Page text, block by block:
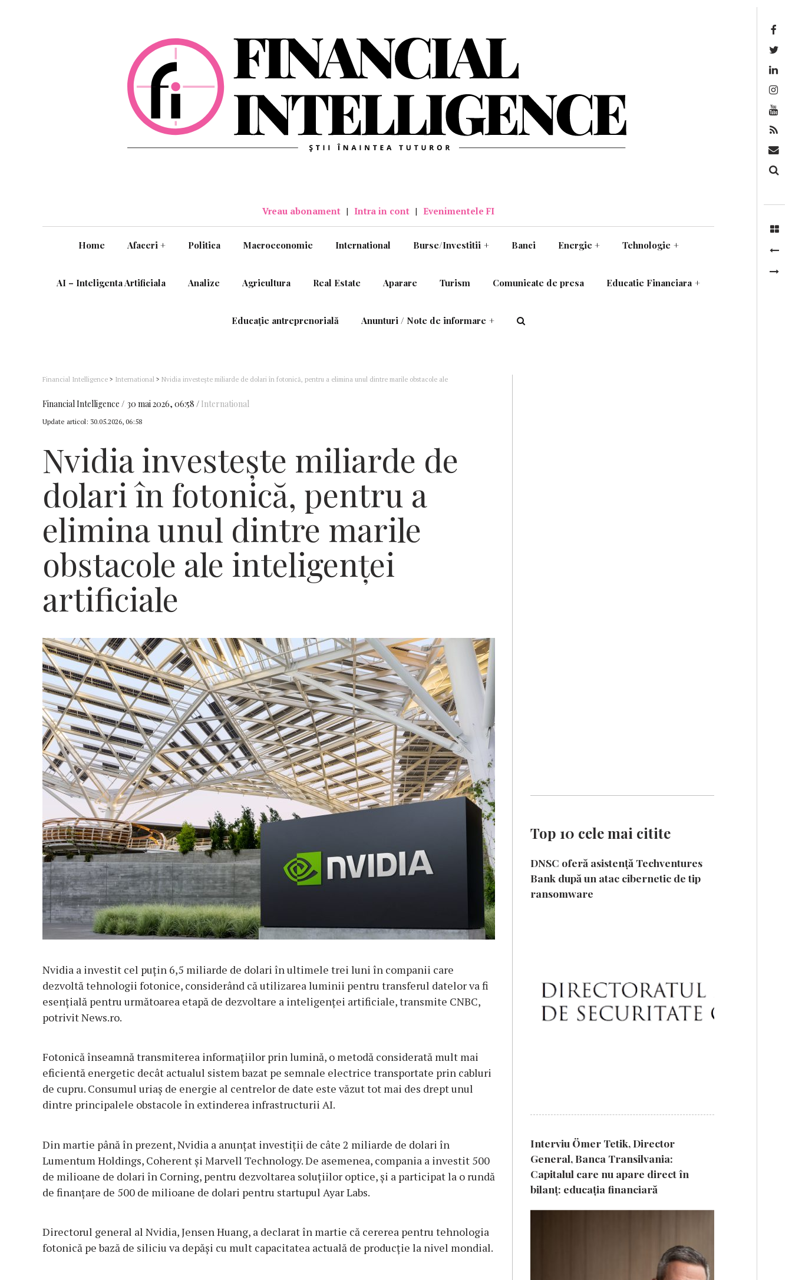
Vreau abonament | Intra in cont | Evenimentele FI
Home Afaceri + Politica Macroeconomie International Burse/Investitii + Banci Energie + Tehnologie +
AI – Inteligenta Artificiala Analize Agricultura Real Estate Aparare Turism Comunicate de presa Educatie Financiara +
Educație antreprenorială Anunturi / Note de informare +
Financial Intelligence > International > Nvidia investeşte miliarde de dolari în fotonică, pentru a elimina unul dintre marile obstacole ale
Financial Intelligence 30 mai 2026, 06:58 International
Update articol: 30.05.2026, 06:58
Nvidia investeşte miliarde de
dolari în fotonică, pentru a
elimina unul dintre marile
obstacole ale inteligenţei
artificiale
Nvidia a investit cel puţin 6,5 miliarde de dolari în ultimele trei luni în companii care
dezvoltă tehnologii fotonice, considerând că utilizarea luminii pentru transferul datelor va fi
esenţială pentru următoarea etapă de dezvoltare a inteligenţei artificiale, transmite CNBC,
potrivit News.ro.
Fotonică înseamnă transmiterea informaţiilor prin lumină, o metodă considerată mult mai
eficientă energetic decât actualul sistem bazat pe semnale electrice transportate prin cabluri
de cupru. Consumul uriaş de energie al centrelor de date este văzut tot mai des drept unul
dintre principalele obstacole în extinderea infrastructurii AI.
Din martie până în prezent, Nvidia a anunţat investiţii de câte 2 miliarde de dolari în
Lumentum Holdings, Coherent şi Marvell Technology. De asemenea, compania a investit 500
de milioane de dolari în Corning, pentru dezvoltarea soluţiilor optice, şi a participat la o rundă
de finanţare de 500 de milioane de dolari pentru startupul Ayar Labs.
Directorul general al Nvidia, Jensen Huang, a declarat în martie că cererea pentru tehnologia
fotonică pe bază de siliciu va depăşi cu mult capacitatea actuală de producţie la nivel mondial.
Top 10 cele mai citite
DNSC oferă asistență Techventures
Bank după un atac cibernetic de tip
ransomware
Interviu Ömer Tetik, Director
General, Banca Transilvania:
Capitalul care nu apare direct în
bilanț: educația financiară